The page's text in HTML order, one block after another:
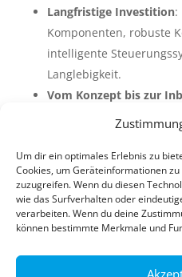
Um dir ein optimales Erlebnis zu
Cookies, um Geräteinformationen
zuzugreifen. Wenn du diesen
wie das Surfverhalten oder
verarbeiten. Wenn du deine
können bestimmte Merkmale und
Langfristige Investition:
Komponenten, robuste
intelligente
Langlebigkeit.
Vom Konzept bis zur
erfolgt alles aus einer
Jetzt beraten
📍 Siempelkamp
& Hamburg
📞 +49 4954 959141
📧